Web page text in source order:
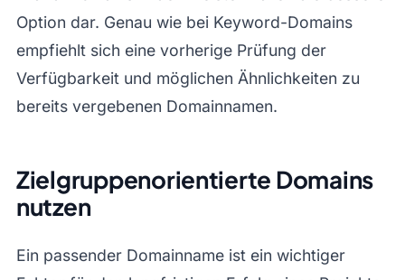
Option dar. Genau wie bei Keyword-Domains
empfiehlt sich eine vorherige Prüfung der
Verfügbarkeit und möglichen Ähnlichkeiten zu
bereits vergebenen Domainnamen.
Zielgruppenorientierte Domains
nutzen
Ein passender Domainname ist ein wichtiger